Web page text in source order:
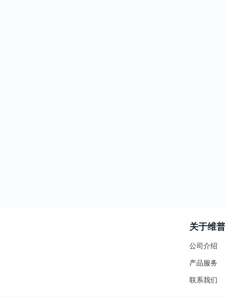
关于维普
公司介绍
产品服务
联系我们